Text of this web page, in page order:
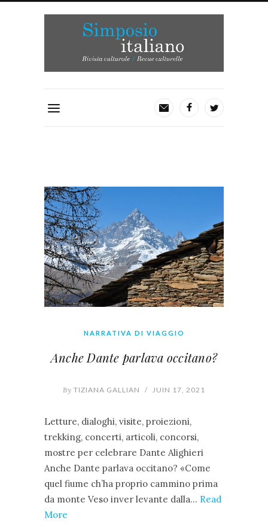
NARRATIVA DI VIAGGIO
Anche Dante parlava occitano?
By TIZIANA GALLIAN / JUIN 17, 2021
Letture, dialoghi, visite, proiezioni,
trekking, concerti, articoli, concorsi,
mostre per celebrare Dante Alighieri
Anche Dante parlava occitano? «Come
quel fiume ch’ha proprio cammino prima
da monte Veso inver levante dalla… Read
More